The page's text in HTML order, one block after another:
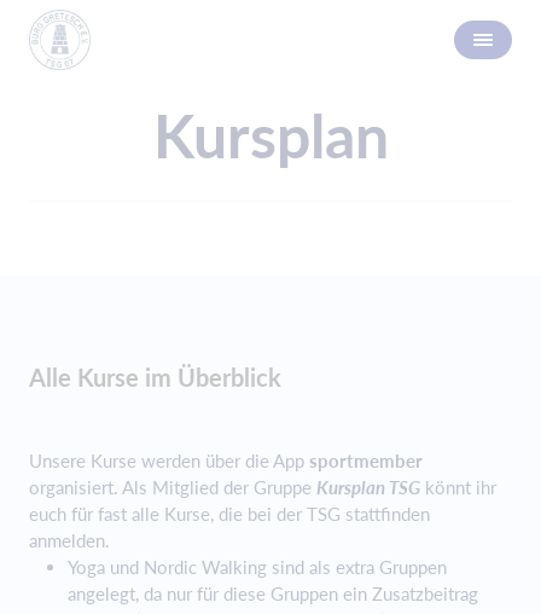
Kursplan
Alle Kurse im Überblick
Unsere Kurse werden über die App sportmember
organisiert. Als Mitglied der Gruppe Kursplan TSG könnt ihr
euch für fast alle Kurse, die bei der TSG stattfinden
anmelden.
Yoga und Nordic Walking sind als extra Gruppen
angelegt, da nur für diese Gruppen ein Zusatzbeitrag